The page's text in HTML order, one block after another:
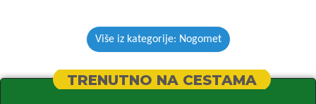
Više iz kategorije: Nogomet
TRENUTNO NA CESTAMA